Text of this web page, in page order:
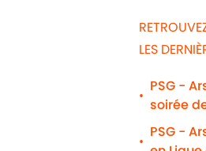
LES
•
PSG -
soirée
•
PSG -